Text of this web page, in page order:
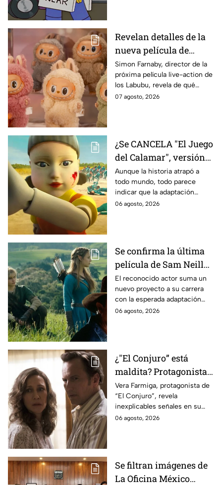
Revelan detalles de la
nueva película de
Labubu: de qué tratará
y cuándo se estrena
Simon Farnaby, director de la
próxima película live-action de
los Labubu, revela de qué
tratará la cinta. Aquí te
07 agosto, 2026
¿Se CANCELA "El Juego
del Calamar", versión
Estados Unidos? Esto
es lo que se sabe al
momento
Aunque la historia atrapó a
todo mundo, todo parece
indicar que la adaptación
podría ser cancelada:
06 agosto, 2026
Se confirma la última
película de Sam Neill
antes de morir: esto es
lo que se sabe hasta
ahora
El reconocido actor suma un
nuevo proyecto a su carrera
con la esperada adaptación
cinematográfica del popular
06 agosto, 2026
¿"El Conjuro” está
maldita? Protagonista
revela INQUIETANTES
señales en su cuerpo
durante la grabación de
la película
Vera Farmiga, protagonista de
“El Conjuro”, revela
inexplicables señales en su
cuerpo durante el rodaje de la
06 agosto, 2026
Se filtran imágenes de
La Oficina México